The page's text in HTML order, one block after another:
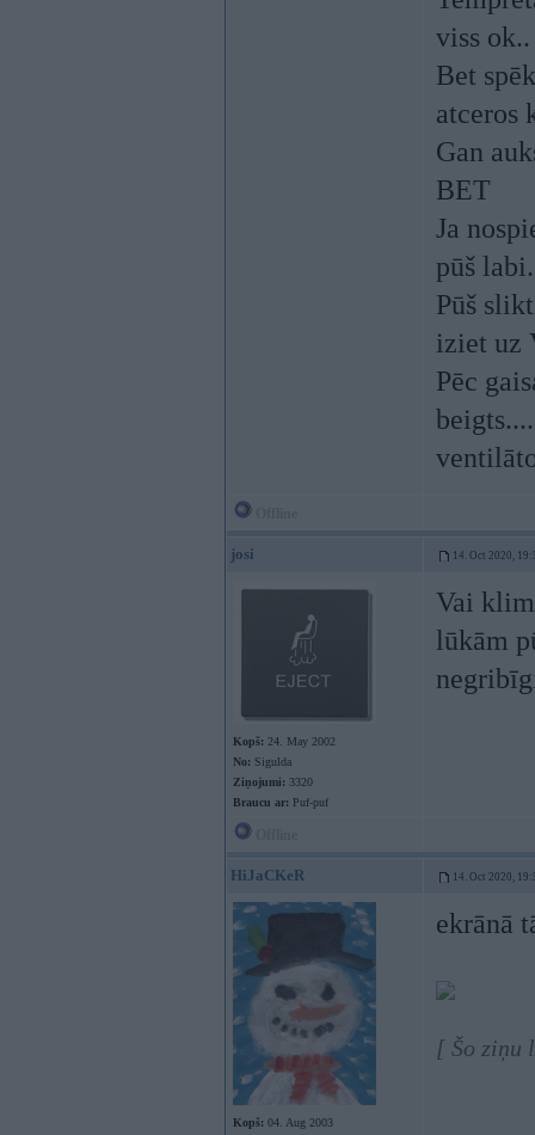
viss ok..
Bet
atceros
Gan
BET
Ja
pūš
Pūš
iziet uz
Pēc
josi 14. Oct 2020,
Kopš: 24. May 2002
No: Sigulda
Ziņojumi: 3320
Braucu ar: Puf-puf
Vai
lūkām
HiJaCKeR 14. Oct 2020,
Kopš: 04. Aug 2003
ekrānā
[ Šo ziņu